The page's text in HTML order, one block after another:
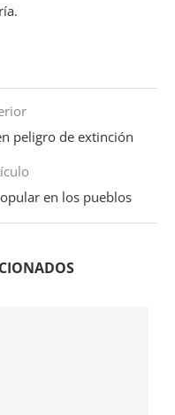
peligro de extinción
en los pueblos